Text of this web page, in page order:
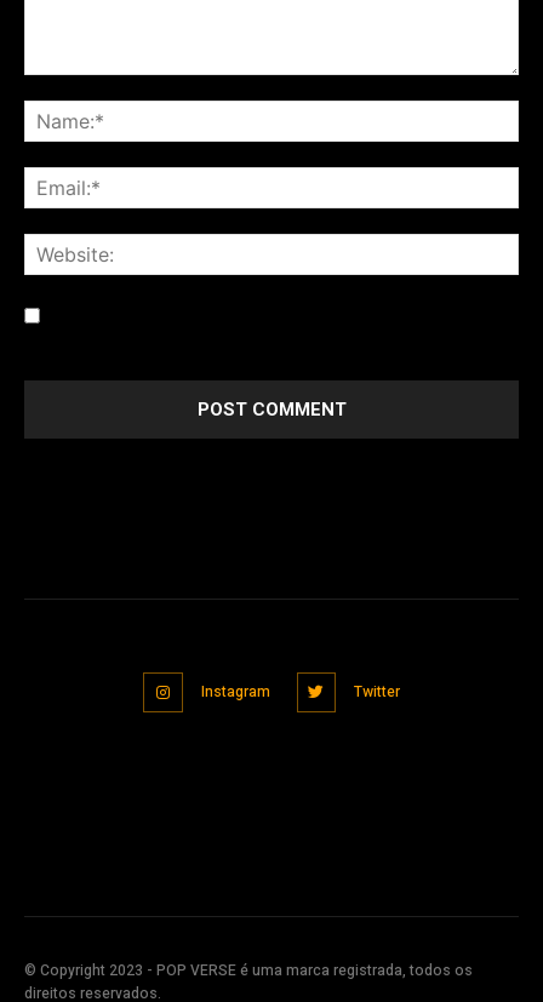
Instagram Twitter
© Copyright 2023 - POP VERSE é uma marca registrada, todos os
direitos reservados.